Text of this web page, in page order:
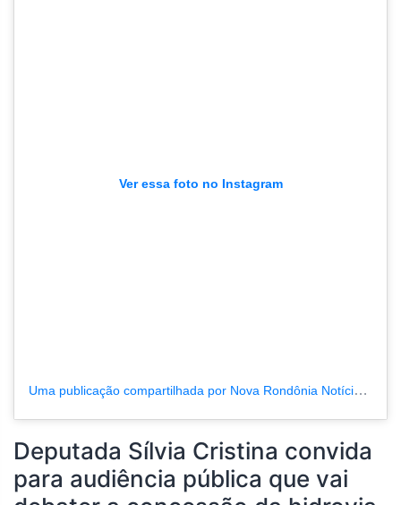
Ver essa foto no Instagram
Uma publicação compartilhada por Nova Rondônia Notícias (@novarondonia)
Deputada Sílvia Cristina convida
para audiência pública que vai